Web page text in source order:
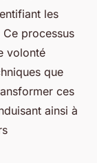
les
processus
volonté
que
ces
ainsi à